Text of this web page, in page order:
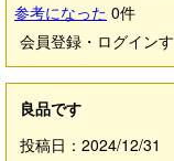
参考になった 0件
会員登録・ログイン
良品です
投稿日：2024/12/31